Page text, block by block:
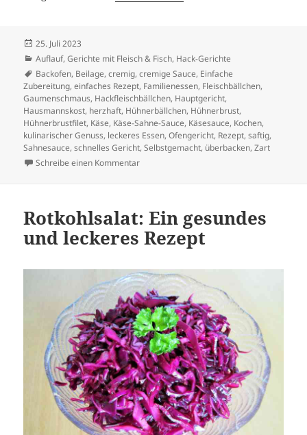
Veröffentlicht
am
25. Juli 2023
Kategorien
Auflauf,Gerichte mit Fleisch & Fisch, Hack-Gerichte
Schlagwörter
Backofen, Beilage,cremig,cremige Sauce, Einfache
Zubereitung,einfaches Rezept, Familienessen, Fleischbällchen,
Gaumenschmaus, Hackfleischbällchen, Hauptgericht,
Hausmannskost, herzhaft, Hühnerbällchen, Hühnerbrust,
Hühnerbrustfilet, Käse, Käse-Sahne-Sauce, Käsesauce, Kochen,
kulinarischer Genuss, leckeres Essen,Ofengericht, Rezept,saftig,
Sahnesauce,schnelles Gericht,Selbstgemacht, überbacken,Zart
Schreibe einen Kommentarzu Hühnerbrustfilet – Bällchen in Käse-
Rotkohlsalat: Ein gesundes
und leckeres Rezept